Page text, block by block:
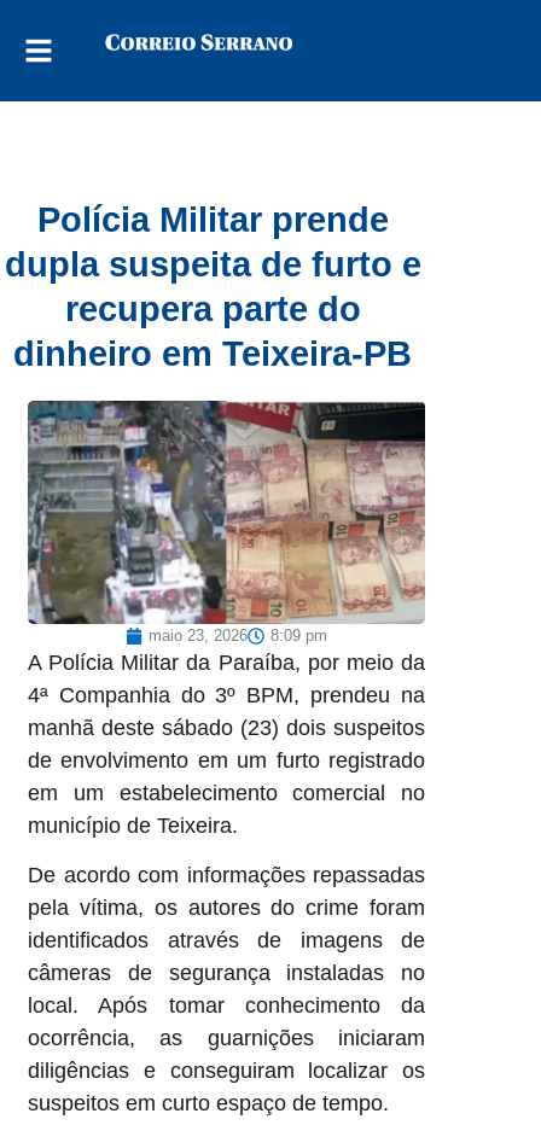
Polícia Militar prende
dupla suspeita de furto e
recupera parte do
dinheiro em Teixeira-PB
maio 23, 2026 8:09 pm
A Polícia Militar da Paraíba, por meio da
4ª Companhia do 3º BPM, prendeu na
manhã deste sábado (23) dois suspeitos
de envolvimento em um furto registrado
em um estabelecimento comercial no
município de Teixeira.
De acordo com informações repassadas
pela vítima, os autores do crime foram
identificados através de imagens de
câmeras de segurança instaladas no
local. Após tomar conhecimento da
ocorrência, as guarnições iniciaram
diligências e conseguiram localizar os
suspeitos em curto espaço de tempo.